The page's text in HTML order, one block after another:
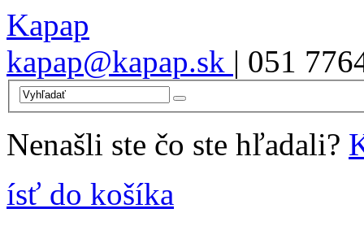
Kapap
kapap@kapap.sk | 051
Nenašli ste čo ste hľadali?
ísť do košíka